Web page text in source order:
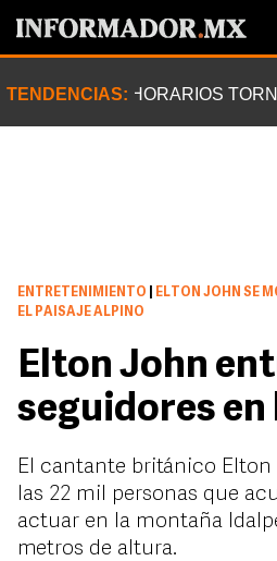
TENDENCIAS: HORARIOS
ENTRETENIMIENTO
ELTON JOHN SE
EL PAISAJE ALPINO
Elton John
seguidores en
El cantante británico
las 22 mil personas que
actuar en la montaña
metros de altura.